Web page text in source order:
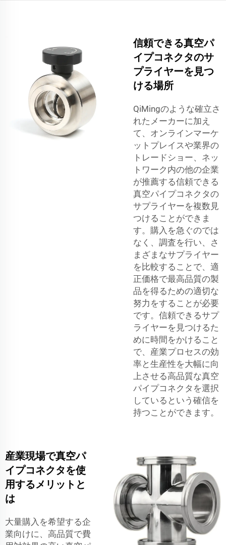
信頼できる真空パ
イプコネクタのサ
プライヤーを見つ
ける場所
QiMingのような確立さ
れたメーカーに加え
て、オンラインマーケ
ットプレイスや業界の
トレードショー、ネッ
トワーク内の他の企業
が推薦する信頼できる
真空パイプコネクタの
サプライヤーを複数見
つけることができま
す。購入を急ぐのでは
なく、調査を行い、さ
まざまなサプライヤー
を比較することで、適
正価格で最高品質の製
品を得るための適切な
努力をすることが必要
です。信頼できるサプ
ライヤーを見つけるた
めに時間をかけること
で、産業プロセスの効
率と生産性を大幅に向
上させる高品質な真空
パイプコネクタを選択
しているという確信を
持つことができます。
産業現場で真空パ
イプコネクタを使
用するメリットと
は
大量購入を希望する企
業向けに、高品質で費